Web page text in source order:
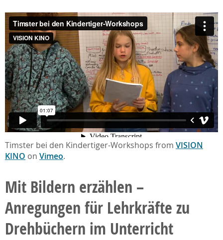
Timster bei den Kindertiger-Workshops from VISION
KINO on Vimeo.
Mit Bildern erzählen –
Anregungen für Lehrkräfte zu
Drehbüchern im Unterricht